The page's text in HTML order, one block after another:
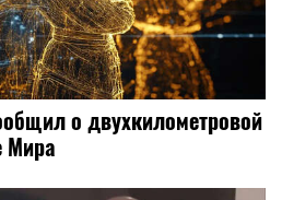
о двухкилометровой
Мира